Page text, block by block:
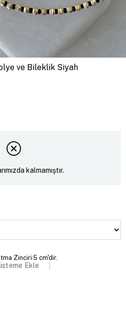
ve Bileklik Siyah
kalmamıştır.
Zinciri 5 cm'dir.
Ekle